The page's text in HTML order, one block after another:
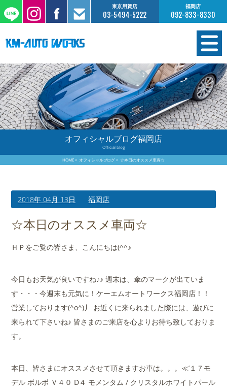
東京用賀店
03-5494-5222
福岡店
092-833-8330
在庫情報
オーダー販売
工場サービス
保証について
買取査定のご案内
店舗案内
会社概要
オフィシャルブログ福岡店
Official blog
HOME オフィシャルブログ ☆本日のオススメ車両☆
2018年 04月 13日 福岡店
☆本日のオススメ車両☆
ＨＰをご覧の皆さま、こんにちは(^^♪
今日もお天気が良いですね♪♪ 週末は、傘のマークが出ていま
す・・・今週末も元気に！ケーエムオートワークス福岡店！！
営業しております(^o^)丿 お近くに来られました際には、遊びに
来られて下さいね♪ 皆さまのご来店を心よりお待ち致しておりま
す。
本日、皆さまにオススメさせて頂きますお車は。。。≪’１７モ
デル ボルボ Ｖ４０ D４ モメンタム / クリスタルホワイトパール